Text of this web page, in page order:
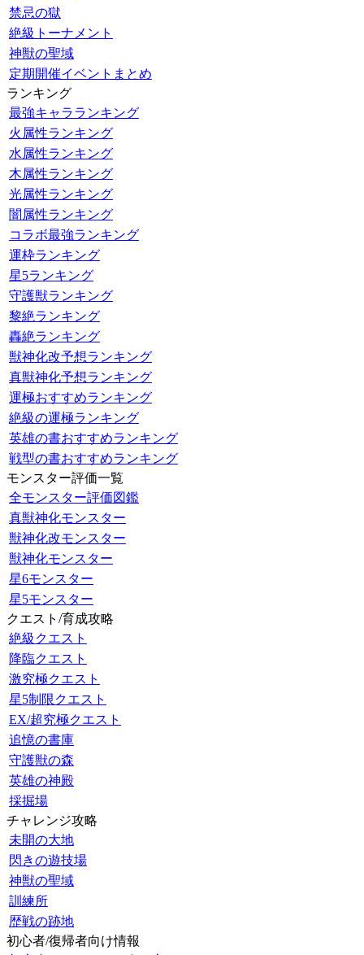
禁忌の獄
絶級トーナメント
神獣の聖域
定期開催イベントまとめ
ランキング
最強キャラランキング
火属性ランキング
水属性ランキング
木属性ランキング
光属性ランキング
闇属性ランキング
コラボ最強ランキング
運枠ランキング
星5ランキング
守護獣ランキング
黎絶ランキング
轟絶ランキング
獣神化改予想ランキング
真獣神化予想ランキング
運極おすすめランキング
絶級の運極ランキング
英雄の書おすすめランキング
戦型の書おすすめランキング
モンスター評価一覧
全モンスター評価図鑑
真獣神化モンスター
獣神化改モンスター
獣神化モンスター
星6モンスター
星5モンスター
クエスト/育成攻略
絶級クエスト
降臨クエスト
激究極クエスト
星5制限クエスト
EX/超究極クエスト
追憶の書庫
守護獣の森
英雄の神殿
採掘場
チャレンジ攻略
未開の大地
閃きの遊技場
神獣の聖域
訓練所
歴戦の跡地
初心者/復帰者向け情報